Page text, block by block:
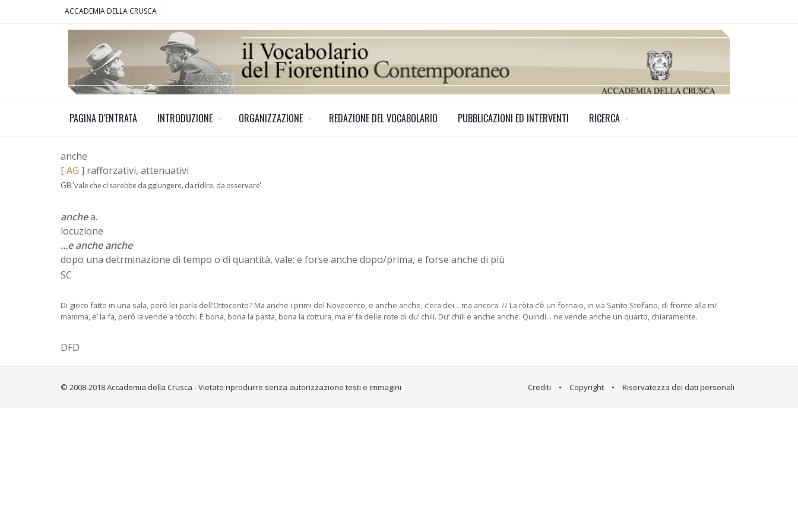
ACCADEMIA DELLA CRUSCA
PAGINA D'ENTRATA INTRODUZIONE ORGANIZZAZIONE REDAZIONE DEL VOCABOLARIO PUBBLICAZIONI ED INTERVENTI RICERCA
anche
[AG ] rafforzativi, attenuativi
GB 'vale che ci sarebbe da ggiungere, da ridire, da osservare'
anchea.
locuzione
...e anche anche
dopo una detrminazione di tempo o di quantità, vale: e forse anche dopo/prima, e forse anche di più
SC
Di gioco fatto in una sala, però lei parla dell’Ottocento? Ma anche i primi del Novecento, e anche anche, c’era dei... ma ancora. // La ròta c’è un fornaio, in via Santo Stefano, di fronte alla mi’
mamma, e’ la fa, però la vende a tòcchi. È bona, bona la pasta, bona la cottura, ma e’ fa delle rote di du’ chili. Du’ chili e anche anche. Quindi... ne vende anche un quarto, chiaramente.
DFD
Crediti • Copyright • Riservatezza dei dati personali
© 2008-2018 Accademia della Crusca - Vietato riprodurre senza autorizzazione testi e immagini